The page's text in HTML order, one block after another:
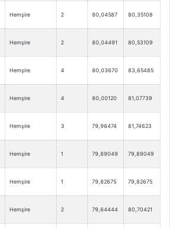
Hemşire 2 80,04587 80,35108
Hemşire 2 80,04491 80,53109
Hemşire 4 80,03670 83,65485
Hemşire 4 80,00120 81,07739
Hemşire 3 79,96474 81,74623
Hemşire 1 79,89049 79,89049
Hemşire 1 79,82675 79,82675
Hemşire 2 79,64444 80,70421